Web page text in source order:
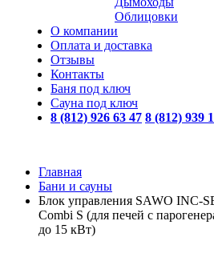
Облицовки
О компании
Оплата и доставка
Отзывы
Контакты
Баня под ключ
Сауна под ключ
8 (812) 926 63 47 8 (812) 939
Главная
Бани и сауны
Блок управления SAWO INC-
Combi S (для печей с
до 15 кВт)